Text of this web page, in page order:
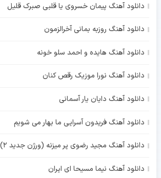
دانلود آهنگ پیمان خسروی یا قلبی صبرک قلیل
دانلود آهنگ روزبه بمانی آخرالزمون
دانلود آهنگ هایده و احمد سلو خونه
دانلود آهنگ نورا موزیک رقص کنان
دانلود آهنگ دایان یار آسمانی
دانلود آهنگ فریدون آسرایی ما بهار می شویم
دانلود آهنگ مجید رضوی پر میزنه (ورژن جدید 2)
دانلود آهنگ نیما مسیحا ای ایران